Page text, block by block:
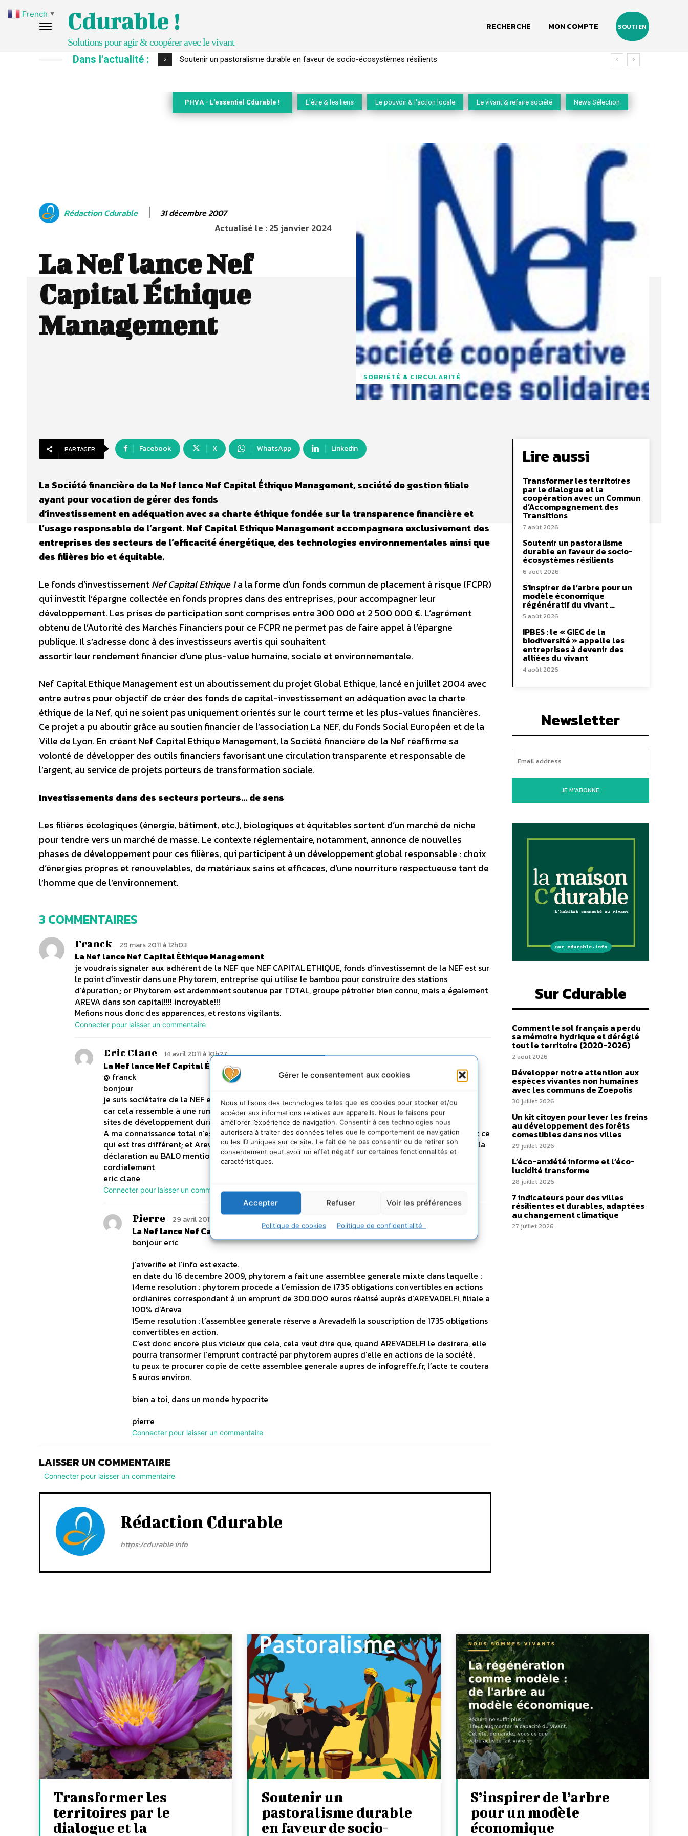
Gérer le consentement aux cookies
Nous utilisons des technologies telles que les cookies pour stocker et/ou
accéder aux informations relatives aux appareils. Nous le faisons pour
améliorer l’expérience de navigation. Consentir à ces technologies nous
autorisera à traiter des données telles que le comportement de navigation
ou les ID uniques sur ce site. Le fait de ne pas consentir ou de retirer son
consentement peut avoir un effet négatif sur certaines fonctionnalités et
caractéristiques.
Accepter Refuser Voir les préférences
Politique de cookies Politique de confidentialité
Cdurable !
Solutions pour agir & coopérer avec le vivant
RECHERCHE MON COMPTE SOUTIEN
Dans l'actualité : > S’inspirer de l’arbre pour un modèle économique régénératif du vivant …
PHVA - L'essentiel Cdurable ! L'être & les liens Le pouvoir & l'action locale Le vivant & refaire société News Sélection
Rédaction Cdurable 31 décembre 2007
Actualisé le :25 janvier 2024
La Nef lance Nef
Capital Éthique
Management
SOBRIÉTÉ & CIRCULARITÉ
PARTAGER Facebook X WhatsApp Linkedin
La Société financière de la Nef lance Nef Capital Éthique Management, société de gestion filiale
ayant pour vocation de gérer des fonds
d’investissement en adéquation avec sa charte éthique fondée sur la transparence financière et
l’usage responsable de l’argent. Nef Capital Ethique Management accompagnera exclusivement des
entreprises des secteurs de l’efficacité énergétique, des technologies environnementales ainsi que
des filières bio et équitable.
Le fonds d’investissementNef Capital Ethique 1a la forme d’un fonds commun de placement à risque (FCPR)
qui investit l’épargne collectée en fonds propres dans des entreprises, pour accompagner leur
développement. Les prises de participation sont comprises entre 300 000 et 2 500 000 €. L’agrément
obtenu de l’Autorité des Marchés Financiers pour ce FCPR ne permet pas de faire appel à l’épargne
publique. Il s’adresse donc à des investisseurs avertis qui souhaitent
assortir leur rendement financier d’une plus-value humaine, sociale et environnementale.
Nef Capital Ethique Management est un aboutissement du projet Global Ethique, lancé en juillet 2004 avec
entre autres pour objectif de créer des fonds de capital-investissement en adéquation avec la charte
éthique de la Nef, qui ne soient pas uniquement orientés sur le court terme et les plus-values financières.
Ce projet a pu aboutir grâce au soutien financier de l’association La NEF, du Fonds Social Européen et de la
Ville de Lyon. En créant Nef Capital Ethique Management, la Société financière de la Nef réaffirme sa
volonté de développer des outils financiers favorisant une circulation transparente et responsable de
l’argent, au service de projets porteurs de transformation sociale.
Investissements dans des secteurs porteurs… de sens
Les filières écologiques (énergie, bâtiment, etc.), biologiques et équitables sortent d’un marché de niche
pour tendre vers un marché de masse. Le contexte réglementaire, notamment, annonce de nouvelles
phases de développement pour ces filières, qui participent à un développement global responsable : choix
d’énergies propres et renouvelables, de matériaux sains et efficaces, d’une nourriture respectueuse tant de
l’homme que de l’environnement.
3 COMMENTAIRES
Franck 29 mars 2011 à 12h03
La Nef lance Nef Capital Éthique Management
je voudrais signaler aux adhérent de la NEF que NEF CAPITAL ETHIQUE, fonds d’investissemnt de la NEF est sur
le point d’investir dans une Phytorem, entreprise qui utilise le bambou pour construire des stations
d’épuration,; or Phytorem est ardemment soutenue par TOTAL, groupe pétrolier bien connu, mais a également
AREVA dans son capital!!!! incroyable!!!
Mefions nous donc des apparences, et restons vigilants.
Connecter pour laisser un commentaire
Eric Clane 14 avril 2011 à 10h27
La Nef lance Nef Capital Éthique Management
@ franck
bonjour
je suis sociétaire de la NEF et aimerais bien savoir d’ou tu tiens tes informations
car cela ressemble à une rumeur orchestrée: pullulation du même message au mot près sur tous les
sites de développement durable et de finance éthique.
A ma connaissance total n’est pas actionnaire de phytorem mais l’a seulement aidé par du mécénat ce
qui est tres différent; et Areva n’est pas actionnaire de Phytorem : si c’était le cas tu devrais fournir la
déclaration au BALO mentionnant l’augmentation de capital
cordialement
eric clane
Connecter pour laisser un commentaire
Pierre 29 avril 2011 à 14h47
La Nef lance Nef Capital Éthique Management
bonjour eric
j’aiverifie et l’info est exacte.
en date du 16 decembre 2009, phytorem a fait une assemblee generale mixte dans laquelle :
14eme resolution : phytorem procede a l’emission de 1735 obligations convertibles en actions
ordianires correspondant à un emprunt de 300.000 euros réalisé auprès d’AREVADELFI, filiale a
100% d’Areva
15eme resolution : l’assemblee generale réserve a Arevadelfi la souscription de 1735 obligations
convertibles en action.
C’est donc encore plus vicieux que cela, cela veut dire que, quand AREVADELFI le desirera, elle
pourra transormer l’emprunt contracté par phytorem aupres d’elle en actions de la société.
tu peux te procurer copie de cette assemblee generale aupres de infogreffe.fr, l’acte te coutera
5 euros environ.
bien a toi, dans un monde hypocrite
pierre
Connecter pour laisser un commentaire
LAISSER UN COMMENTAIRE
Connecter pour laisser un commentaire
Rédaction Cdurable
https:/cdurable.info
Lire aussi
Transformer les territoires
par le dialogue et la
coopération avec un Commun
d’Accompagnement des
Transitions
7 août 2026
Soutenir un pastoralisme
durable en faveur de socio-
écosystèmes résilients
6 août 2026
S’inspirer de l’arbre pour un
modèle économique
régénératif du vivant …
5 août 2026
IPBES : le « GIEC de la
biodiversité » appelle les
entreprises à devenir des
alliées du vivant
4 août 2026
Newsletter
JE M'ABONNE
Sur Cdurable
Comment le sol français a perdu
sa mémoire hydrique et déréglé
tout le territoire (2020-2026)
2 août 2026
Développer notre attention aux
espèces vivantes non humaines
avec les communs de Zoepolis
30 juillet 2026
Un kit citoyen pour lever les freins
au développement des forêts
comestibles dans nos villes
29 juillet 2026
L’éco-anxiété informe et l’éco-
lucidité transforme
28 juillet 2026
7 indicateurs pour des villes
résilientes et durables, adaptées
au changement climatique
27 juillet 2026
Transformer les
territoires par le
dialogue et la
Soutenir un
pastoralisme durable
en faveur de socio-
S’inspirer de l’arbre
pour un modèle
économique
French ▼